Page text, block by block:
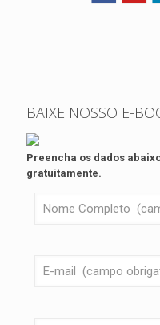
BAIXE NOSSO E-
Preencha os dados
gratuitamente.